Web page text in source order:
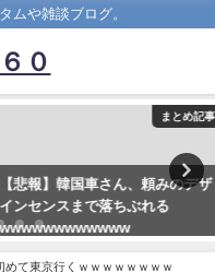
ムや雑談ブログ。
０
まとめ記事
悲報】韓国車さん、頼みのデザ
ンセンスまで落ちぶれる
めて東京行くｗｗｗｗｗｗｗｗ